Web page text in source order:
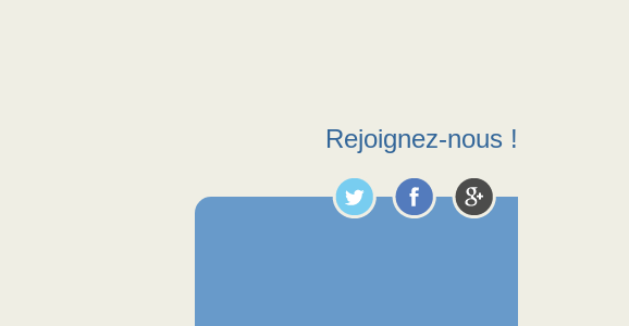
Rejoignez-nous !